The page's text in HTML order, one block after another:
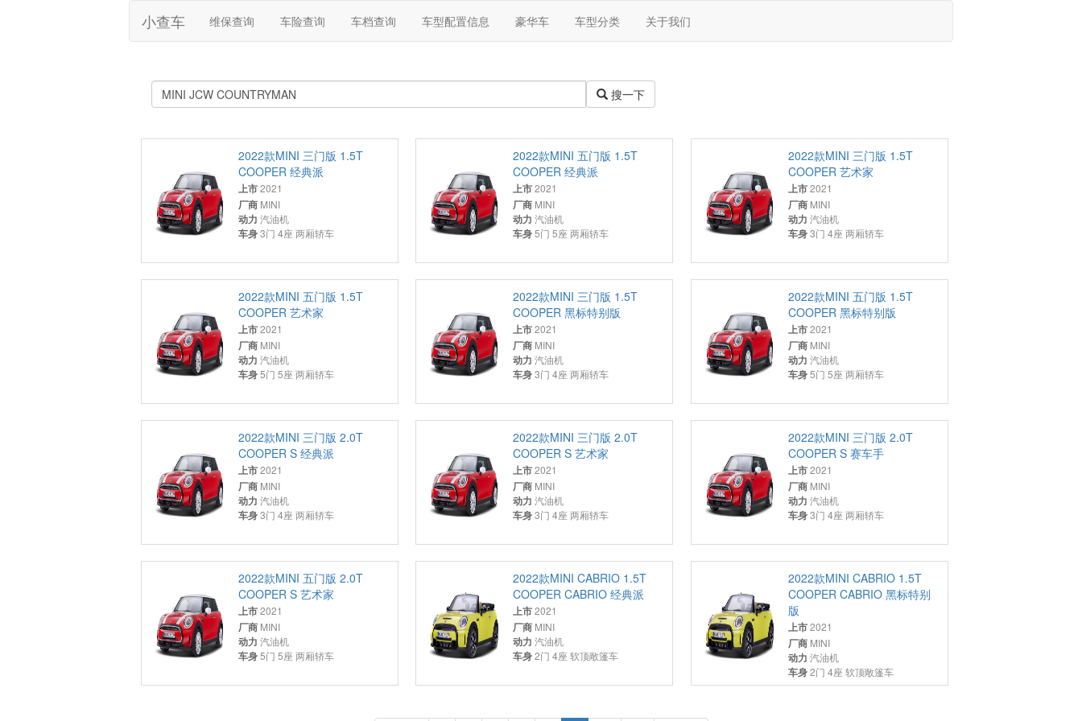
小查车 维保查询 车险查询 车档查询 车型配置信息 豪华车 车型分类 关于我们
搜一下
2022款MINI 三门版 1.5T
COOPER 经典派
上市2021
厂商 MINI
动力 汽油机
车身3门 4座 两厢轿车
2022款MINI 五门版 1.5T
COOPER 经典派
上市2021
厂商 MINI
动力 汽油机
车身5门 5座 两厢轿车
2022款MINI 三门版 1.5T
COOPER 艺术家
上市2021
厂商 MINI
动力 汽油机
车身3门 4座 两厢轿车
2022款MINI 五门版 1.5T
COOPER 艺术家
上市2021
厂商 MINI
动力 汽油机
车身5门 5座 两厢轿车
2022款MINI 三门版 1.5T
COOPER 黑标特别版
上市2021
厂商 MINI
动力 汽油机
车身3门 4座 两厢轿车
2022款MINI 五门版 1.5T
COOPER 黑标特别版
上市2021
厂商 MINI
动力 汽油机
车身5门 5座 两厢轿车
2022款MINI 三门版 2.0T
COOPER S 经典派
上市2021
厂商 MINI
动力 汽油机
车身3门 4座 两厢轿车
2022款MINI 三门版 2.0T
COOPER S 艺术家
上市2021
厂商 MINI
动力 汽油机
车身3门 4座 两厢轿车
2022款MINI 三门版 2.0T
COOPER S 赛车手
上市2021
厂商 MINI
动力 汽油机
车身3门 4座 两厢轿车
2022款MINI 五门版 2.0T
COOPER S 艺术家
上市2021
厂商 MINI
动力 汽油机
车身5门 5座 两厢轿车
2022款MINI CABRIO 1.5T
COOPER CABRIO 经典派
上市2021
厂商 MINI
动力 汽油机
车身2门 4座 软顶敞篷车
2022款MINI CABRIO 1.5T
COOPER CABRIO 黑标特别
版
上市2021
厂商 MINI
动力 汽油机
车身2门 4座 软顶敞篷车